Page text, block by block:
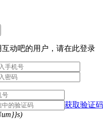
动吧的用户，请在此登录
获取验证码